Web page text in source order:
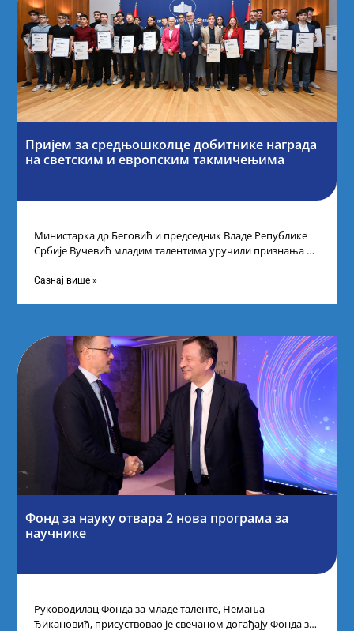
Пријем за средњошколце добитнике награда
на светским и европским такмичењима
Министарка др Беговић и председник Владе Републике
Србије Вучевић младим талентима уручили признања У
Сазнај више »
Фонд за науку отвара 2 нова програма за
научнике
Руководилац Фонда за младе таленте, Немања
Ђикановић, присуствовао је свечаном догађају Фонда за